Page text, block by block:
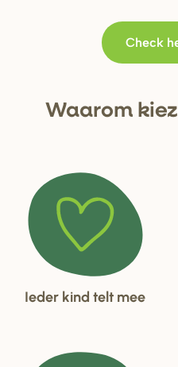
Check
Waarom
Ieder kind telt mee